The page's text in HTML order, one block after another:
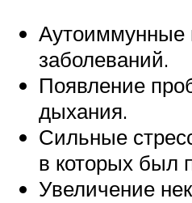
Аутоиммунные
заболеваний.
Появление
дыхания.
Сильные
в которых был
Увеличение